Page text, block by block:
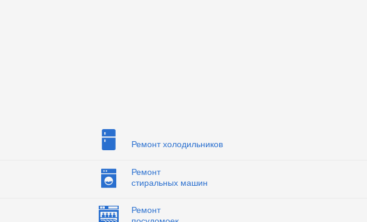
Ремонт холодильников
Ремонт
стиральных машин
Ремонт